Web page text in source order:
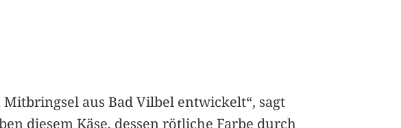
aus Bad Vilbel entwickelt“, sagt
diesem Käse, dessen rötliche Farbe durch